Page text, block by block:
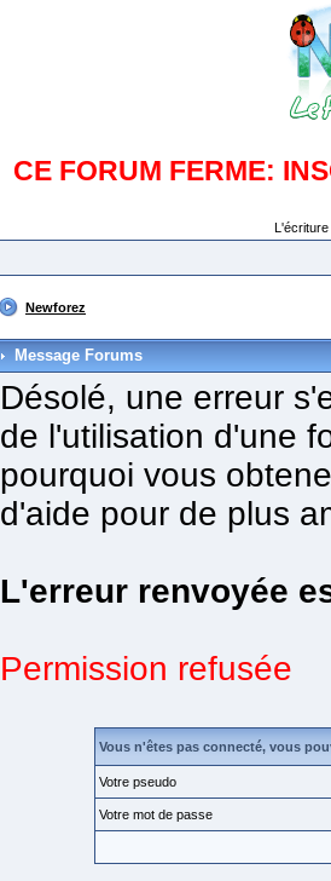
CE FORUM FERME:
Newforez
Message Forums
Désolé, une erreur
de l'utilisation d'une
pourquoi vous
d'aide pour de plus
L'erreur renvoyée
Permission refusée
Vous n'êtes pas connecté, vous
Votre pseudo
Votre mot de passe